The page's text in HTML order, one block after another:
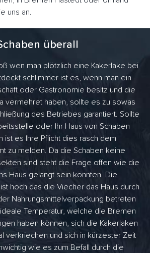
uns an.
überall
wen man plötzlich eine Kakerlake bei
schlimmer ist es, wenn man ein
oder Gastronomie besitz und die
vermehret haben, sollte es zu sowas
des Betriebes garantiert. Sollte
oder Ihr Haus von Schaben
ist es Ihre Pflicht dies rasch dem
zu melden. Da die Schaben keine
sind steht die Frage offen wie die
Haus gelangt sein könnten. Die
hoch das die Viecher das Haus durch
Nahrungsmittelverpackung betreten
Temperatur, welche die Bremen
haben können, sich die Kakerlaken
verkriechen und sich in kürzester Zeit
wie es zum Befall durch die